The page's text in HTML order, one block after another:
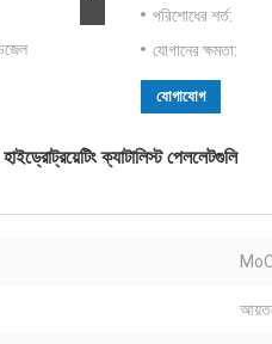
পরিশোধের শর্ত:
যোগানের ক্ষমতা:
যোগাযোগ
ক্যাটালিস্ট পেললেটগুলি